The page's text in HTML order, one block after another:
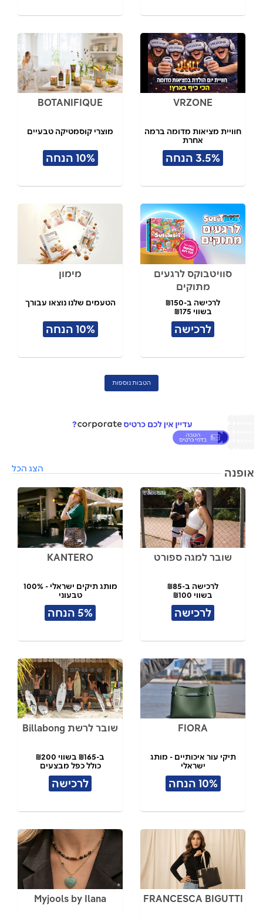
VRZONE
חוויית מציאות מדומה ברמה
אחרת
3.5% הנחה
BOTANIFIQUE
מוצרי קוסמטיקה טבעיים
10% הנחה
סוויטבוקס לרגעים
מתוקים
לרכישה ב-₪150
בשווי ₪175
לרכישה
מימון
הטעמים שלנו נוצאו עבורך
10% הנחה
הטבות נוספות
אופנה הצג הכל
שובר למגה ספורט
לרכישה ב-₪85
בשווי ₪100
לרכישה
KANTERO
מותג תיקים ישראלי - 100%
טבעוני
תל אביב
5% הנחה
FIORA
תיקי עור איכותיים - מותג
ישראלי
10% הנחה
שובר לרשת Billabong
ב-₪165 בשווי ₪200
כולל כפל מבצעים
לרכישה
FRANCESCA BIGUTTI
Myjools by Ilana